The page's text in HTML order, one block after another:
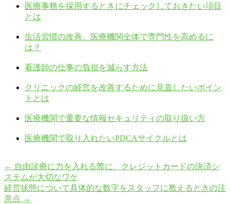
医療事務を採用するときにチェックしておきたい項目
とは
生活習慣の改善、医療機関全体で専門性を高めるに
は？
看護師の仕事の負担を減らす方法
クリニックの経営を改善するために見直したいポイン
トとは
医療機関で重要な情報セキュリティの取り扱い方
医療機関で取り入れたいPDCAサイクルとは
← 自由診療に力を入れる際に、クレジットカードの決済シ
ステムが大切なワケ
経営状態について具体的な数字をスタッフに教えるときの注
意点 →